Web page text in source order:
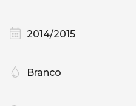
2014/2015
Branco